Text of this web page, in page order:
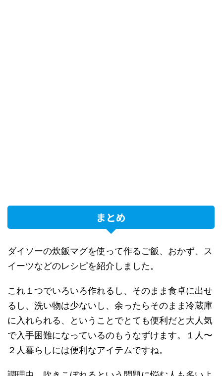
まとめ
ダイソーの炊飯マグを使って作るご飯、おかず、ス
イーツなどのレシピを紹介しました。
これ１つでいろいろ作れるし、そのまま食卓に出せ
るし、洗い物は少ないし、余ったらそのまま冷蔵庫
に入れられる、ということでとても便利だと大人気
で入手困難になっているのもうなずけます。１人〜
２人暮らしには便利なアイテムですね。